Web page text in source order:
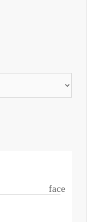
face